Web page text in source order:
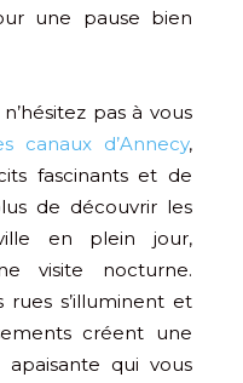
une pause bien
pas à vous
canaux d’Annecy,
fascinants et de
de découvrir les
en plein jour,
visite nocturne.
s’illuminent et
créent une
qui vous